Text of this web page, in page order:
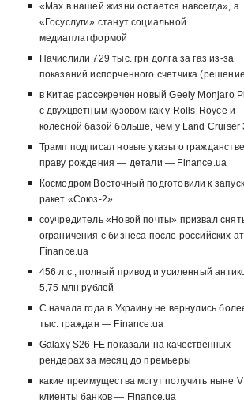
«Max в нашей жизни остается навсегда», а
«Госуслуги» станут социальной
медиаплатформой
Начислили 729 тыс. грн долга за газ из-за
показаний испорченного счетчика
в Китае рассекречен новый Geely Monjaro
с двухцветным кузовом как у Rolls-Royce и
колесной базой больше, чем у Land Cruiser
Трамп подписал новые указы о
праву рождения — детали — Finance.ua
Космодром Восточный подготовили к
ракет «Союз-2»
соучредитель «Новой почты» призвал
ограничения с бизнеса после российских
Finance.ua
456 л.с., полный привод и усиленный
5,75 млн рублей
С начала года в Украину не вернулись
тыс. граждан — Finance.ua
Galaxy S26 FE показали на качественных
рендерах за месяц до премьеры
какие преимущества могут получить ныне
клиенты банков — Finance.ua